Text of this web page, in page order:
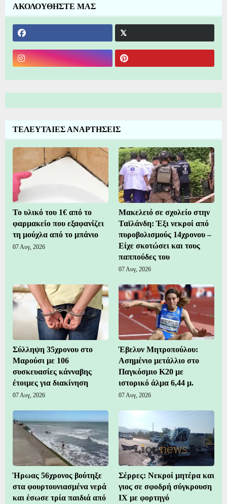
ΑΚΟΛΟΥΘΗΣΤΕ ΜΑΣ
ΤΕΛΕΥΤΑΙΕΣ ΑΝΑΡΤΗΣΕΙΣ
Το υλικό του 1€ από το
φαρμακείο που εξαφανίζει
τη μούχλα από το μπάνιο
07 Αυγ, 2026
Μακελειό σε σχολείο στην
Ταϊλάνδη: Έξι νεκροί από
πυροβολισμούς 14χρονου –
Είχε σκοτώσει και τους
παππούδες του
07 Αυγ, 2026
Σύλληψη 35χρονου στο
Μαρούσι με 106
συσκευασίες κάνναβης
έτοιμες για διακίνηση
07 Αυγ, 2026
Έβελυν Μητροπούλου:
Ασημένιο μετάλλιο στο
Παγκόσμιο Κ20 με
ιστορικό άλμα 6,44 μ.
07 Αυγ, 2026
Ήρωας 56χρονος βούτηξε
στα φουρτουνιασμένα νερά
και έσωσε τρία παιδιά από
Σέρρες: Νεκροί μητέρα και
γιος σε σφοδρή σύγκρουση
ΙΧ με φορτηγό